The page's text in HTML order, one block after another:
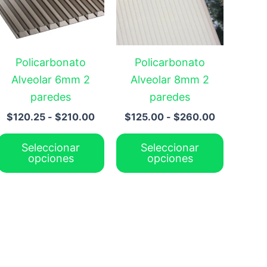
Policarbonato
Alveolar 6mm 2
paredes
$120.25 - $210.00
hasta
$210.00
Seleccionar
opciones
variantes.
pueden
la
de
Policarbonato
Alveolar 8mm 2
paredes
$125.00 - $260.00
hasta
$260.00
Seleccionar
opciones
Las
la
de